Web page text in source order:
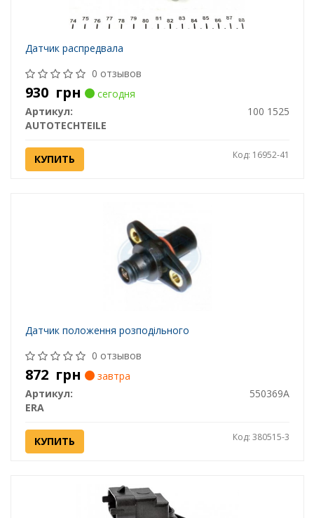
Датчик распредвала
0 отзывов
930 грн
сегодня
Артикул:
100 1525
AUTOTECHTEILE
КУПИТЬ Код: 16952-41
Датчик положення розподільного
0 отзывов
872 грн
завтра
Артикул:
550369A
ERA
КУПИТЬ Код: 380515-3